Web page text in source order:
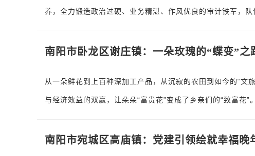
养，全力锻造政治过硬、业务精湛、作风优良的审计铁军，队
南阳市卧龙区谢庄镇：一朵玫瑰的“蝶变”
从一朵鲜花到上百种深加工产品，从沉寂的农田到如今的“文
与经济效益的双赢，让朵朵“富贵花”变成了乡亲们的“致富花”。
南阳市宛城区高庙镇：党建引领绘就幸福晚